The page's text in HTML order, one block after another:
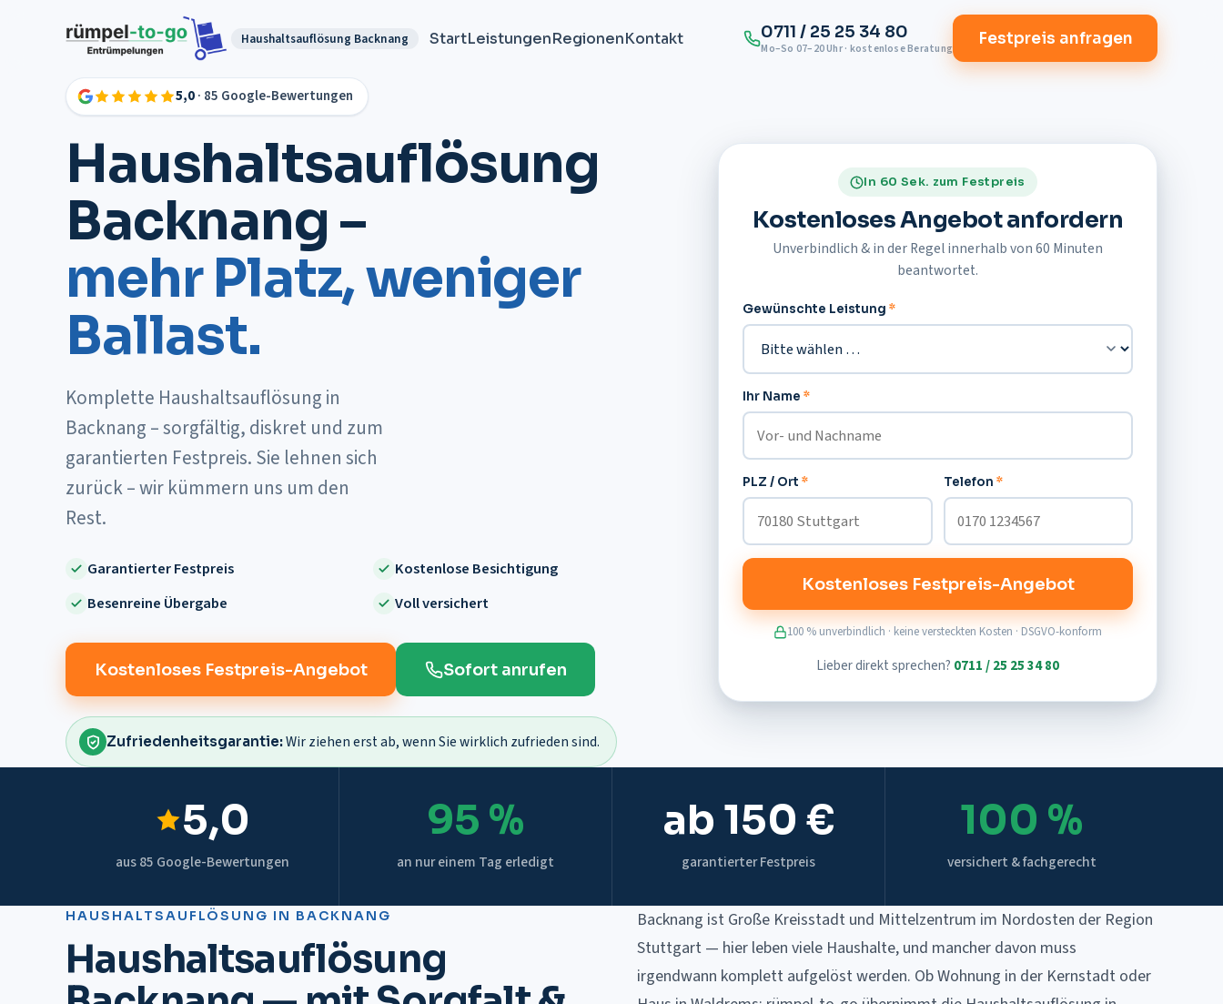
Haushaltsauflösung Backnang StartLeistungenRegionenKontakt 0711 / 25 25 34 80
Mo–So 07–20 Uhr · kostenlose Beratung
Festpreis anfragen
5,0· 85 Google-Bewertungen
Haushaltsauflösung
Backnang –
mehr Platz, weniger
Ballast.
Komplette Haushaltsauflösung in
Backnang – sorgfältig, diskret und zum
garantierten Festpreis. Sie lehnen sich
zurück – wir kümmern uns um den
Rest.
Garantierter Festpreis
Kostenlose Besichtigung
Besenreine Übergabe
Voll versichert
Kostenloses Festpreis-Angebot Sofort anrufen
Zufriedenheitsgarantie:Wir ziehen erst ab, wenn Sie wirklich zufrieden sind.
In 60 Sek. zum Festpreis
Kostenloses Angebot anfordern
Unverbindlich & in der Regel innerhalb von 60 Minuten
beantwortet.
Gewünschte Leistung*
Ihr Name*
PLZ / Ort* Telefon *
Kostenloses Festpreis-Angebot
100 % unverbindlich · keine versteckten Kosten · DSGVO-konform
Lieber direkt sprechen? 0711 / 25 25 34 80
5,0
aus 85 Google-Bewertungen
95 %
an nur einem Tag erledigt
ab 150 €
garantierter Festpreis
100 %
versichert & fachgerecht
HAUSHALTSAUFLÖSUNG IN BACKNANG
Haushaltsauflösung
Backnang ist Große Kreisstadt und Mittelzentrum im Nordosten der Region
Stuttgart — hier leben viele Haushalte, und mancher davon muss
irgendwann komplett aufgelöst werden. Ob Wohnung in der Kernstadt oder